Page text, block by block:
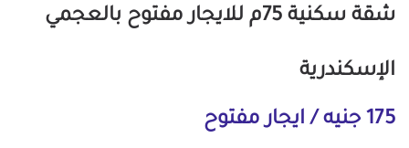
شقة سكنية 75م للايجار مفتوح بالعجمي
الإسكندرية
175 جنيه / ايجار مفتوح